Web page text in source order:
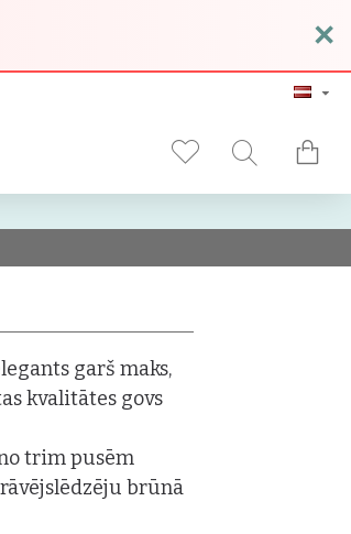
×
garš maks,
kvalitātes govs
trim pusēm
brūnā